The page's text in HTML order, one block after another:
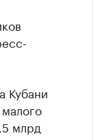
Кубани
млрд